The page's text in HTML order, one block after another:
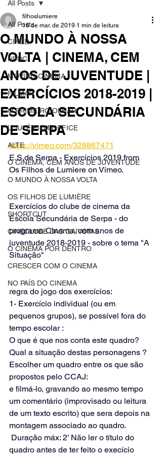
All Posts
CINED
NPDC
MOVING CINEMA
FILMAR
O PRIMEIRO OLHAR
LOULÉ FILM OFFICE
ALTE
O CINEMA, CEM ANOS DE JUVENTUDE
O MUNDO À NOSSA VOLTA
OS FILHOS DE LUMIÈRE
SHORTCUT
CINECLUBE DAS GAIVOTAS
O CINEMA POR DENTRO
CRESCER COM O CINEMA
NO PAÍS DO CINEMA
All Posts
O MUNDO À NOSSA
VOLTA | CINEMA, CEM
ANOS DE JUVENTUDE |
EXERCÍCIOS 2018-2019 |
ESCOLA SECUNDÁRIA
DE SERPA
filhoslumiere
16 de mar. de 2019 1 min de leitura
https://vimeo.com/328867471
E.S.de Serpa - Exercícios 2019 from
Os Filhos de Lumiere on Vimeo.
Exercícios do clube de cinema da
Escola Secundária de Serpa - do
programa Cinema, cem anos de
juventude 2018-2019 - sobre o tema "A
Situação"
regra do jogo dos exercícios:
1- Exercício individual (ou em
pequenos grupos), se possível fora do
tempo escolar :
O que é que nos conta este quadro?
Qual a situação destas personagens ?
Escolher um quadro entre os que são
propostos pelo CCAJ:
e filmá-lo, gravando ao mesmo tempo
um comentário (improvisado ou leitura
de um texto escrito) que sera depois na
montagem associado ao quadro.
Duração máx: 2’ Não ler o título do
quadro antes de ter feito o execício